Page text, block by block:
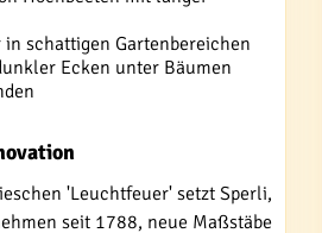
schattigen Gartenbereichen
Ecken unter Bäumen
'Leuchtfeuer' setzt Sperli,
seit 1788, neue Maßstäbe